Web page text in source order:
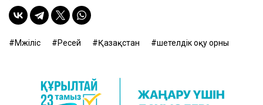
Мәжіліс Ресей Қазақстан шетелдік оқу орны